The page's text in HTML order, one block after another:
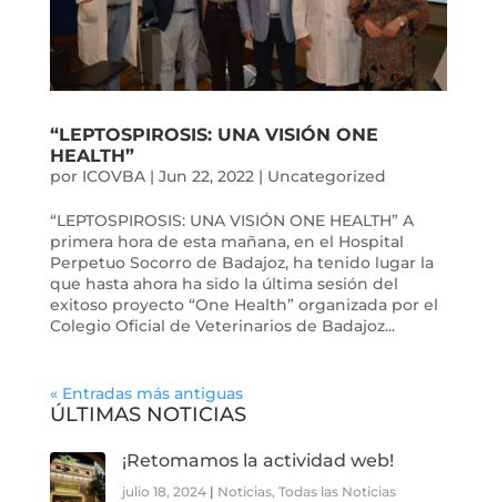
“LEPTOSPIROSIS: UNA VISIÓN ONE
HEALTH”
por ICOVBA| Jun 22, 2022| Uncategorized
“LEPTOSPIROSIS: UNA VISIÓN ONE HEALTH” A
primera hora de esta mañana, en el Hospital
Perpetuo Socorro de Badajoz, ha tenido lugar la
que hasta ahora ha sido la última sesión del
exitoso proyecto “One Health” organizada por el
Colegio Oficial de Veterinarios de Badajoz...
« Entradas más antiguas
ÚLTIMAS NOTICIAS
¡Retomamos la actividad web!
julio 18, 2024| Noticias, Todas las Noticias